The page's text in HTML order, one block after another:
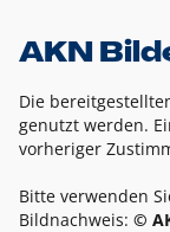
AKN
Die
genutzt werden.
vorheriger
Bitte verwenden
Bildnachweis: ©